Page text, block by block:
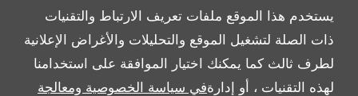
يستخدم هذا الموقع ملفات تعريف الارتباط والتقنيات
ذات الصلة لتشغيل الموقع والتحليلات والأغراض الإعلانية
لطرف ثالث كما يمكنك اختيار الموافقة على استخدامنا
لهذه التقنيات ، أو إدارةفي سياسة الخصوصية ومعالجة
All Rights Reserved